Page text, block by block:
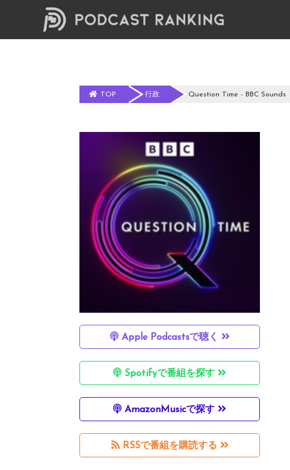
TOP 行政 Question Time - BBC Sounds
Apple Podcastsで聴く
Spotifyで番組を探す
AmazonMusicで探す
RSSで番組を購読する